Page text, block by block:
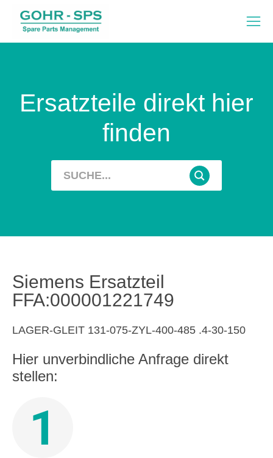
Ersatzteile direkt hier
finden
Siemens Ersatzteil
FFA:000001221749
LAGER-GLEIT 131-075-ZYL-400-485 .4-30-150
Hier unverbindliche Anfrage direkt
stellen:
1